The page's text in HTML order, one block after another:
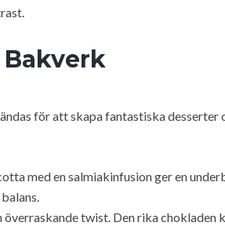
för att skapa fantastiska desserter
med en salmiakinfusion ger en
överraskande twist. Den rika chokladen